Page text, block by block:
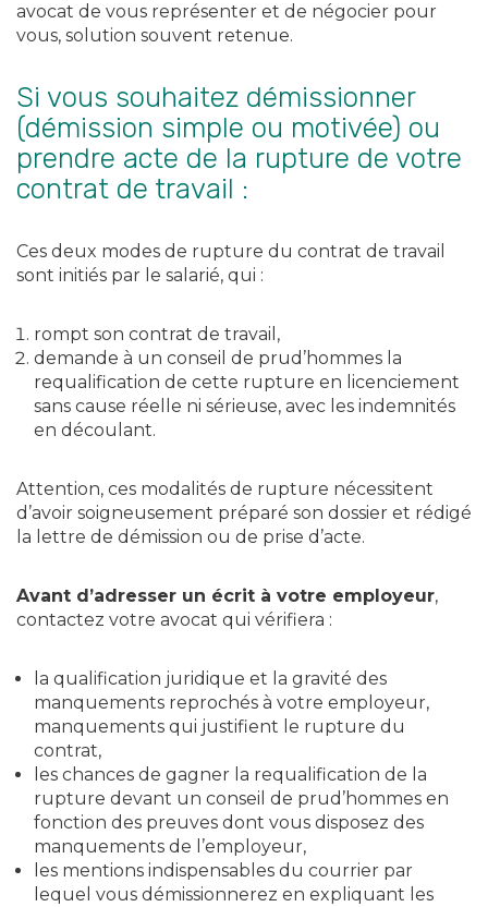
avocat de vous représenter et de négocier pour
vous, solution souvent retenue.
Si vous souhaitez démissionner
(démission simple ou motivée) ou
prendre acte de la rupture de votre
contrat de travail :
Ces deux modes de rupture du contrat de travail
sont initiés par le salarié, qui :
rompt son contrat de travail,
demande à un conseil de prud’hommes la
requalification de cette rupture en licenciement
sans cause réelle ni sérieuse, avec les indemnités
en découlant.
Attention, ces modalités de rupture nécessitent
d’avoir soigneusement préparé son dossier et rédigé
la lettre de démission ou de prise d’acte.
Avant d’adresser un écrit à votre employeur,
contactez votre avocat qui vérifiera :
la qualification juridique et la gravité des
manquements reprochés à votre employeur,
manquements qui justifient le rupture du
contrat,
les chances de gagner la requalification de la
rupture devant un conseil de prud’hommes en
fonction des preuves dont vous disposez des
manquements de l’employeur,
les mentions indispensables du courrier par
lequel vous démissionnerez en expliquant les